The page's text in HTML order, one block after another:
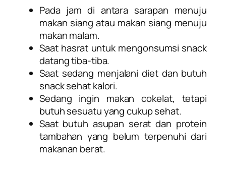
Pada jam di antara sarapan menuju
makan siang atau makan siang menuju
makan malam.
Saat hasrat untuk mengonsumsi snack
datang tiba-tiba.
Saat sedang menjalani diet dan butuh
snack sehat kalori.
Sedang ingin makan cokelat, tetapi
butuh sesuatu yang cukup sehat.
Saat butuh asupan serat dan protein
tambahan yang belum terpenuhi dari
makanan berat.